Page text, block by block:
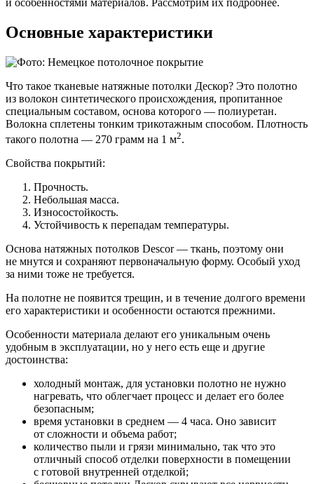
Основные характеристики
Что такое тканевые натяжные потолки Дескор? Это полотно
из волокон синтетического происхождения, пропитанное
специальным составом, основа которого — полиуретан.
Волокна сплетены тонким трикотажным способом. Плотность
такого полотна — 270 грамм на 1 м2.
Свойства покрытий:
Прочность.
Небольшая масса.
Износостойкость.
Устойчивость к перепадам температуры.
Основа натяжных потолков Descor — ткань, поэтому они
не мнутся и сохраняют первоначальную форму. Особый уход
за ними тоже не требуется.
На полотне не появится трещин, и в течение долгого времени
его характеристики и особенности остаются прежними.
Особенности материала делают его уникальным очень
удобным в эксплуатации, но у него есть еще и другие
достоинства:
холодный монтаж, для установки полотно не нужно
нагревать, что облегчает процесс и делает его более
безопасным;
время установки в среднем — 4 часа. Оно зависит
от сложности и объема работ;
количество пыли и грязи минимально, так что это
отличный способ отделки поверхности в помещении
с готовой внутренней отделкой;